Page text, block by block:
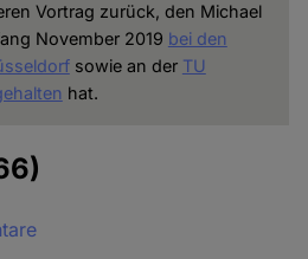
Vortrag zurück, den Michael
November 2019 bei den
sowie an der TU
hat.